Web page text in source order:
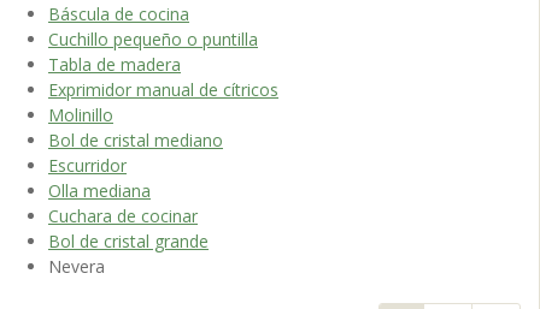
Báscula de cocina
Cuchillo pequeño o puntilla
Tabla de madera
Exprimidor manual de cítricos
Molinillo
Bol de cristal mediano
Escurridor
Olla mediana
Cuchara de cocinar
Bol de cristal grande
Nevera